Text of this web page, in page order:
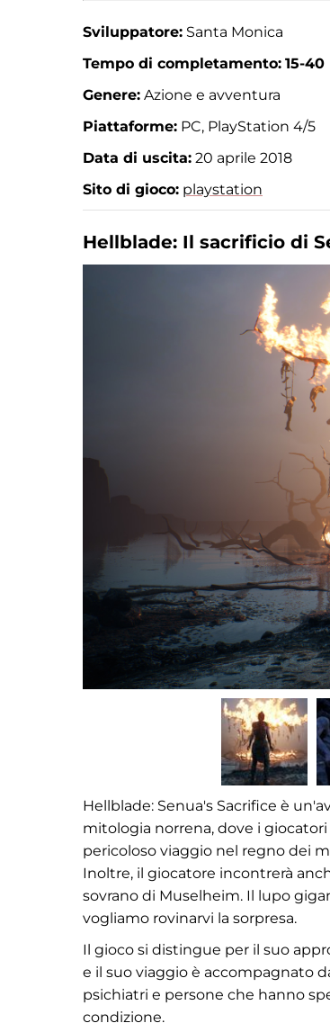
Sviluppatore: Santa Monica
Tempo di completamento: 15-40
Genere: Azione e avventura
Piattaforme: PC, PlayStation 4/5
Data di uscita: 20 aprile 2018
Sito di gioco: playstation
Hellblade: Il sacrificio di
Hellblade: Senua's Sacrifice è
mitologia norrena, dove i
pericoloso viaggio nel regno dei
Inoltre, il giocatore incontrerà
sovrano di Muselheim. Il lupo
vogliamo rovinarvi la sorpresa.
Il gioco si distingue per il suo
e il suo viaggio è accompagnato
psichiatri e persone che hanno
condizione.